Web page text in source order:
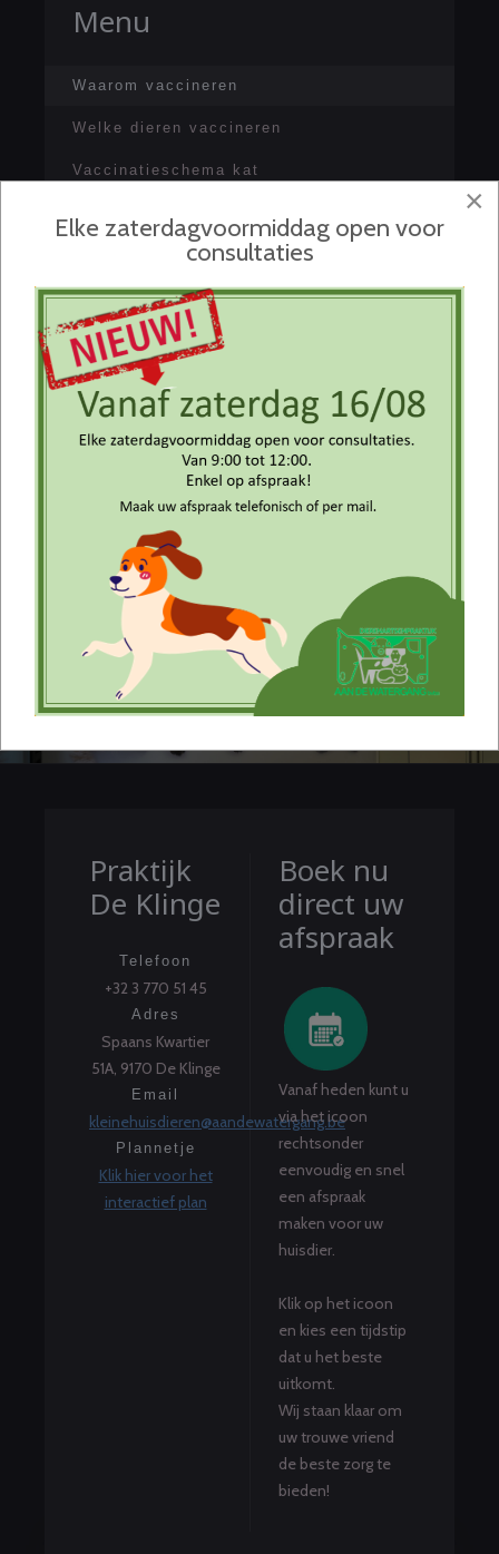
Menu
Waarom vaccineren
Welke dieren vaccineren
Vaccinatieschema kat
Boek uw online
afspraak
Vanaf heden kunt u via het
icoon
rechtsonder eenvoudig
afspraak maken voor uw huisdier
Klik op het icoon en kies een tijdstip
dat u het beste uitkomt.
Wij staan klaar om uw trouwe vriend de beste zorg
te bieden!
Praktijk
De Klinge
Telefoon
+32 3 770 51 45
Adres
Spaans Kwartier
51A, 9170 De Klinge
Email
kleinehuisdieren@aandewatergang.be
Plannetje
Klik hier voor het
interactief plan
Boek nu
direct uw
afspraak
Vanaf heden kunt u
via het icoon
rechtsonder
eenvoudig en snel
een afspraak
maken voor uw
huisdier.
Klik op het icoon
en kies een tijdstip
dat u het beste
uitkomt.
Wij staan klaar om
uw trouwe vriend
de beste zorg te
bieden!
×
Elke zaterdagvoormiddag open voor
consultaties